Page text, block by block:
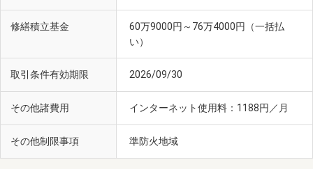
修繕積立基金
60万9000円～76万4000円（一括払
い）
取引条件有効期限 2026/09/30
その他諸費用 インターネット使用料：1188円／月
その他制限事項 準防火地域